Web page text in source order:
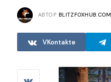
АВТОР BLITZFOXHUB.COM
VKontakte